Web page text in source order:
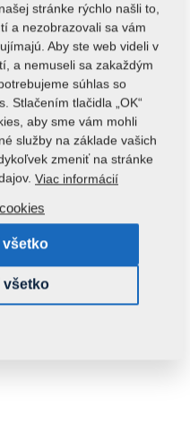
nasledovné stroje:
stránke rýchlo našli to,
a nezobrazovali sa vám
Aby ste web videli v
a nemuseli sa zakaždým
súhlas so
Stlačením tlačidla „OK“
aby sme vám mohli
služby na základe vašich
zmeniť na stránke
Viac informácií
všetko